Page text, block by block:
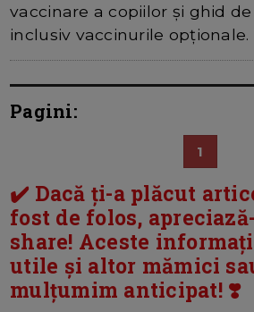
vaccinare a copiilor și ghid
inclusiv vaccinurile opționale.
Pagini:
1
✔️ Dacă ți-a plăcut
fost de folos,
share! Aceste
utile și altor mămici
mulțumim anticipat! ❣️